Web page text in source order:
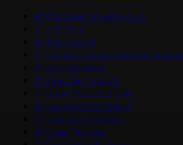
# Документальное кино
# НМГ ДОК
# Фестивали
# Что мы знаем о планете Земля
# Цикл Великие
#Алексей Гуськов
# Марк Эйдельштейн
# Никита Кологривый
# Главные Сериалы
# Саша Петров